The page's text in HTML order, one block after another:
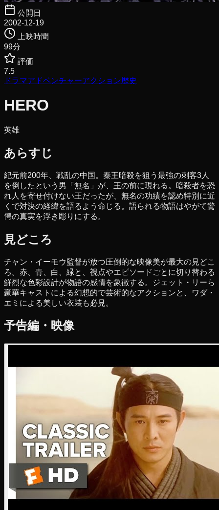
公開日
2002-12-19
上映時間
99分
評価
7.5
ドラマアドベンチャーアクション歴史
HERO
英雄
あらすじ
紀元前200年、戦乱の中国。秦王暗殺を狙う最強の刺客3人
を倒したという男「無名」が、王の前に現れる。暗殺者を恐
れ人を寄せ付けない王だったが、無名の功績を認め特別に近
くで対決の経緯を語るよう命じる。語られる物語はやがて驚
愕の真実を浮き彫りにする。
見どころ
チャン・イーモウ監督が放つ圧倒的な映像美が最大の見どこ
ろ。赤、青、白、緑と、視点やエピソードごとに切り替わる
鮮烈な色彩設計が物語の感情を象徴する。ジェット・リーら
豪華キャストによる幻想的で芸術的なアクションと、ワダ・
エミによる美しい衣装も必見。
予告編・映像